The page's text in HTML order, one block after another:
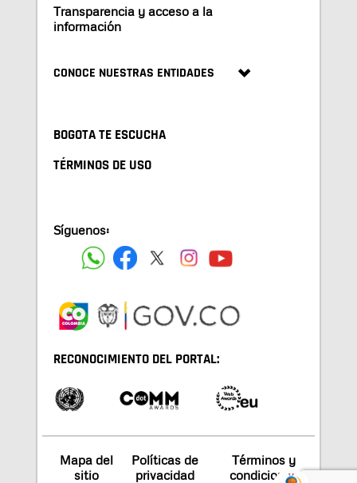
Transparencia y acceso a la
información
CONOCE NUESTRAS ENTIDADES
BOGOTA TE ESCUCHA
TÉRMINOS DE USO
Síguenos:
RECONOCIMIENTO DEL PORTAL:
Mapa del
sitio
Políticas de
privacidad
Términos y
condiciones